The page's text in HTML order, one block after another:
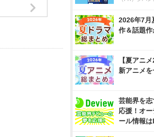
2026年7月
作＆話題作
【夏アニ
新アニメを
芸能界を
応援！オ
ール情報